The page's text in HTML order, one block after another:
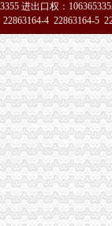
城
计/公司注册结
,广州大
册服务-搜
网
司】-巴南巴南
边易登网
进出口权：
4 22863164-5